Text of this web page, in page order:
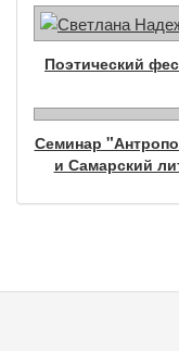
Поэтический
Семинар
и Самарский